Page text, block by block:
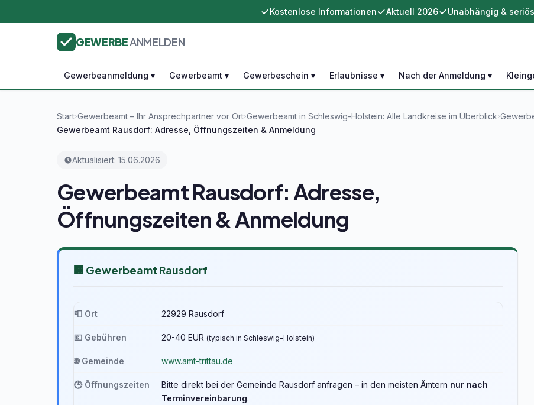
Kostenlose Informationen Aktuell 2026 Unabhängig & seriös
GEWERBEANMELDEN
Gewerbeanmeldung ▾ Gewerbeamt ▾ Gewerbeschein ▾ Erlaubnisse ▾ Nach der Anmeldung ▾
Start›Gewerbeamt – Ihr Ansprechpartner vor Ort›Gewerbeamt in Schleswig-Holstein: Alle Landkreise im Überblick›
Gewerbeamt Rausdorf: Adresse, Öffnungszeiten & Anmeldung
Aktualisiert: 15.06.2026
Gewerbeamt Rausdorf: Adresse,
Öffnungszeiten & Anmeldung
🏢 Gewerbeamt Rausdorf
📮 Ort 22929 Rausdorf
💶 Gebühren 20-40 EUR (typisch in Schleswig-Holstein)
🌐 Gemeinde www.amt-trittau.de
🕒 Öffnungszeiten Bitte direkt bei der Gemeinde Rausdorf anfragen – in den meisten Ämtern nur nach
Terminvereinbarung.